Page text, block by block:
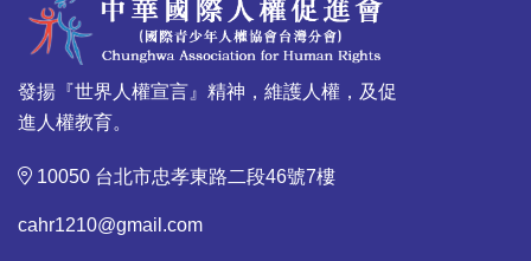
發揚『世界人權宣言』精神，維護人權，及促
進人權教育。
10050 台北市忠孝東路二段46號7樓
cahr1210@gmail.com